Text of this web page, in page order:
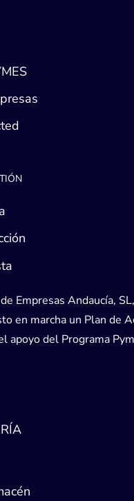
Empresas Andaucía,
en marcha un Plan
apoyo del Programa